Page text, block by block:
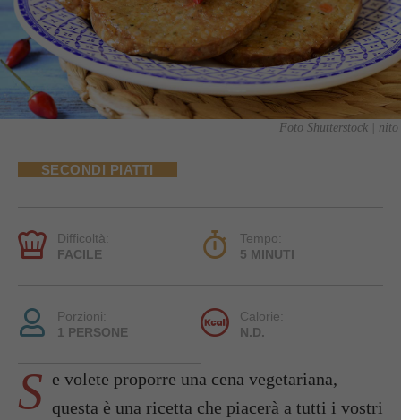
Foto Shutterstock | nito
SECONDI PIATTI
Difficoltà:
FACILE
Tempo:
5 MINUTI
Porzioni:
1 PERSONE
Calorie:
N.D.
S e volete proporre una cena vegetariana,
questa è una ricetta che piacerà a tutti i vostri